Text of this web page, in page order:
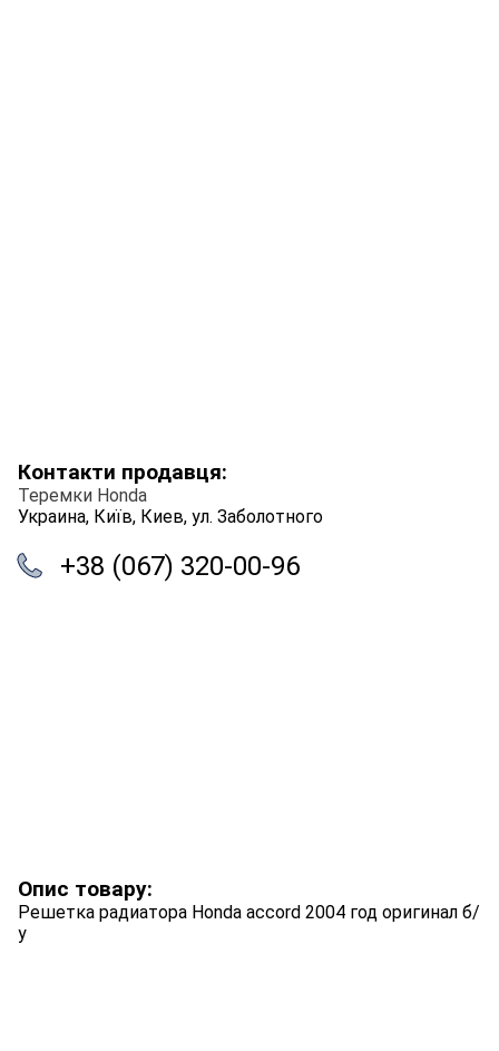
Контакти продавця:
Теремки Honda
Украина, Київ, Киев, ул. Заболотного
+38 (067) 320-00-96
Опис товару:
Решетка радиатора Honda accord 2004 год оригинал б/
у